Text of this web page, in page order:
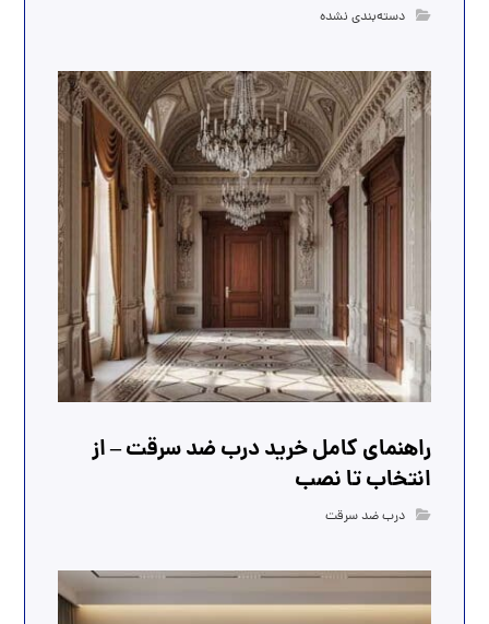
دسته‌بندی نشده
راهنمای کامل خرید درب ضد سرقت – از
انتخاب تا نصب
درب ضد سرقت